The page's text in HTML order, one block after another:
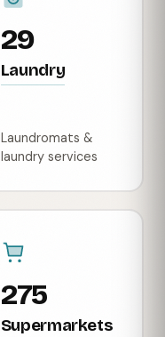
29
Laundry
Laundromats &
laundry services
275
Supermarkets